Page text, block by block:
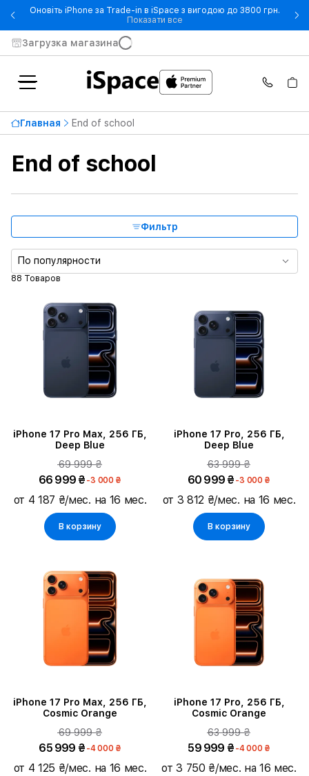
Оновіть iPhone за Trade-in в iSpace з вигодою до 3800 грн.
Показати все- Оновіть iPhone за Trade-in
Загрузка магазина
Главная End of school
End of school
Фильтр
66 999 ₴
От
Материал
Тип продукта
Серия
Диагональ экрана
Память
Основная камера
Время воспроизведения видео
Тип SIM карты
Материал корпуса
Размер корпуса
Размер ремешка
Тип ремешка
Время работы без подзарядки
Цвет корпуса
88 Товаров
По популярности
iPhone 17 Pro Max, 256 ГБ,
Deep Blue
69 999 ₴
66 999 ₴ -3 000 ₴
от 4 187 ₴/мес. на 16 мес.
В корзину
iPhone 17 Pro, 256 ГБ,
Deep Blue
63 999 ₴
60 999 ₴ -3 000 ₴
от 3 812 ₴/мес. на 16 мес.
В корзину
iPhone 17 Pro Max, 256 ГБ,
Cosmic Orange
69 999 ₴
65 999 ₴ -4 000 ₴
от 4 125 ₴/мес. на 16 мес.
iPhone 17 Pro, 256 ГБ,
Cosmic Orange
63 999 ₴
59 999 ₴ -4 000 ₴
от 3 750 ₴/мес. на 16 мес.